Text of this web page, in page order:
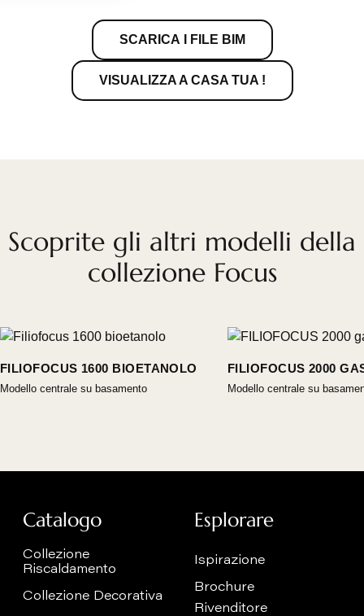
SCARICA I FILE BIM
VISUALIZZA A CASA TUA !
Scoprite gli altri modelli della
collezione Focus
FILIOFOCUS 1600 BIOETANOLO
Modello centrale su basamento
FILIOFOCUS 2000
Modello centrale su
Catalogo
Collezione
Riscaldamento
Collezione Decorativa
Esplorare
Ispirazione
Brochure
Rivenditore